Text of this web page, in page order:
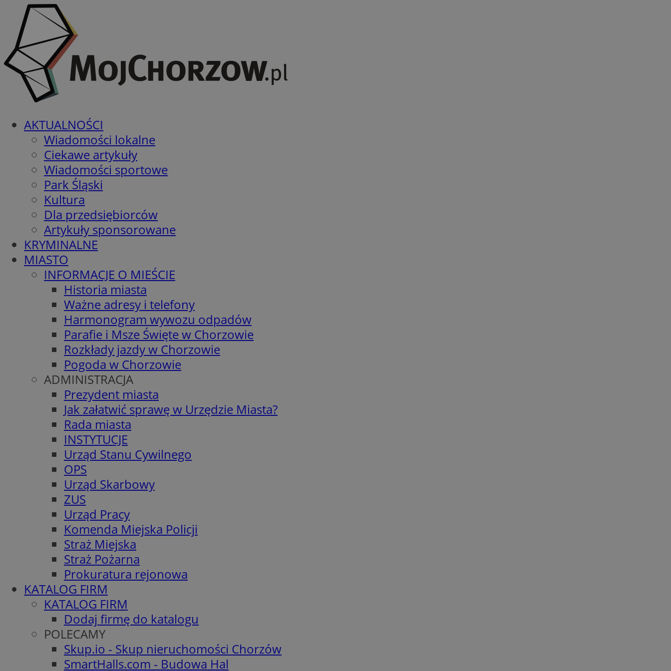
AKTUALNOŚCI
Wiadomości lokalne
Ciekawe artykuły
Wiadomości sportowe
Park Śląski
Kultura
Dla przedsiębiorców
Artykuły sponsorowane
KRYMINALNE
MIASTO
INFORMACJE O MIEŚCIE
Historia miasta
Ważne adresy i telefony
Harmonogram wywozu odpadów
Parafie i Msze Święte w Chorzowie
Rozkłady jazdy w Chorzowie
Pogoda w Chorzowie
ADMINISTRACJA
Prezydent miasta
Jak załatwić sprawę w Urzędzie Miasta?
Rada miasta
INSTYTUCJE
Urząd Stanu Cywilnego
OPS
Urząd Skarbowy
ZUS
Urząd Pracy
Komenda Miejska Policji
Straż Miejska
Straż Pożarna
Prokuratura rejonowa
KATALOG FIRM
KATALOG FIRM
Dodaj firmę do katalogu
POLECAMY
Skup.io - Skup nieruchomości Chorzów
SmartHalls.com - Budowa Hal